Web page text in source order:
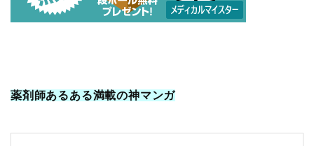
薬剤師あるある満載の神マンガ